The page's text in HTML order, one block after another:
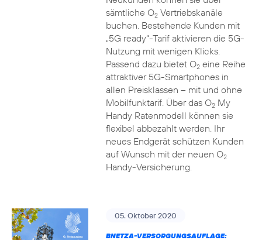
sämtliche O2Vertriebskanäle
buchen. Bestehende Kunden mit
„5G ready“-Tarif aktivieren die 5G-
Nutzung mit wenigen Klicks.
Passend dazu bietet O2eine Reihe
attraktiver 5G-Smartphones in
allen Preisklassen – mit und ohne
Mobilfunktarif. Über das O2My
Handy Ratenmodell können sie
flexibel abbezahlt werden. Ihr
neues Endgerät schützen Kunden
auf Wunsch mit der neuen O2
Handy-Versicherung.
05. Oktober 2020
BNETZA-VERSORGUNGSAUFLAGE: